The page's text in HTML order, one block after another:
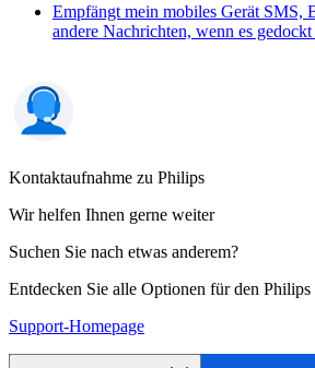
Empfängt mein mobiles Gerät SMS,
andere Nachrichten, wenn es gedockt
Kontaktaufnahme zu Philips
Wir helfen Ihnen gerne weiter
Suchen Sie nach etwas anderem?
Entdecken Sie alle Optionen für den Philips
Support-Homepage